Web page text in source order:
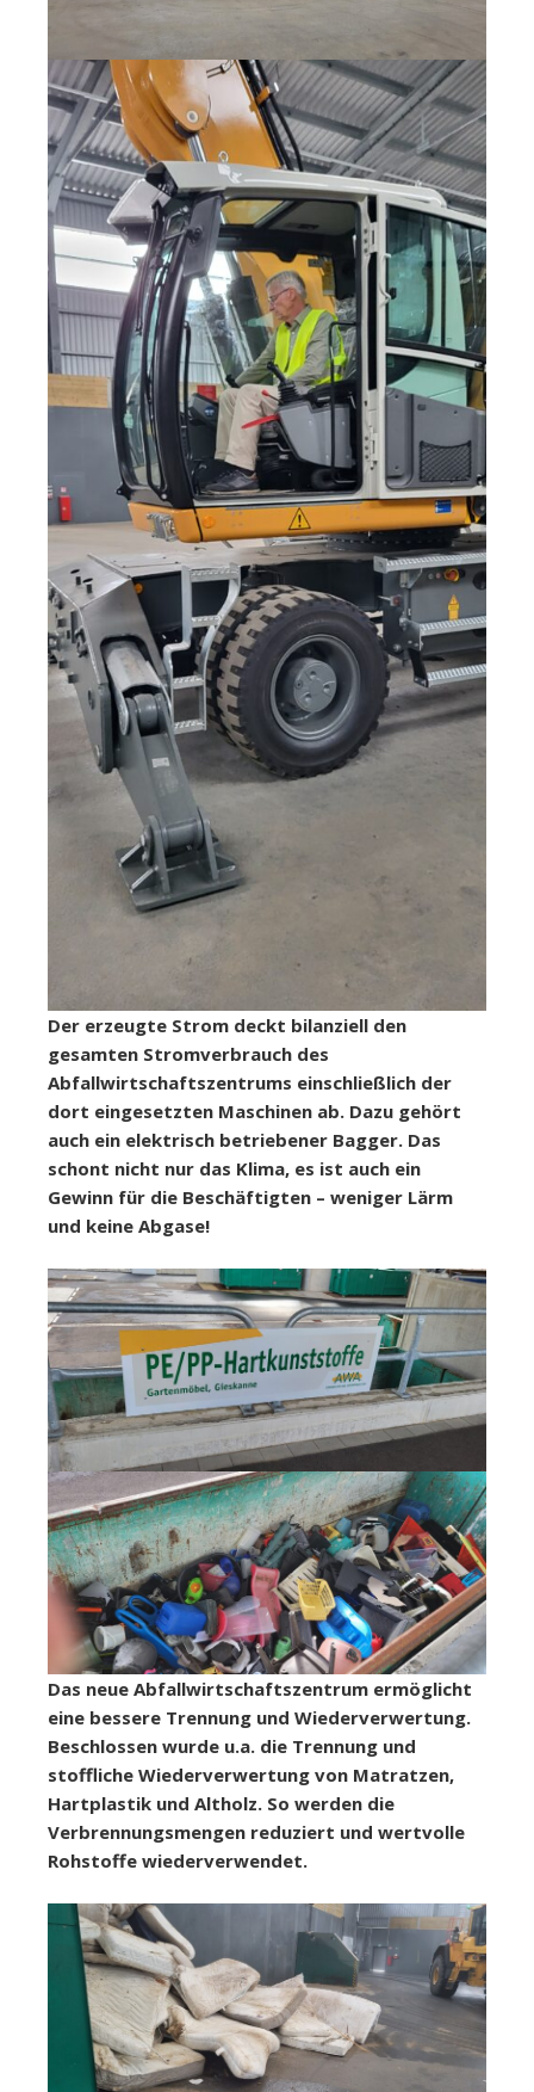
Der erzeugte Strom deckt bilanziell den
gesamten Stromverbrauch des
Abfallwirtschaftszentrums einschließlich der
dort eingesetzten Maschinen ab. Dazu gehört
auch ein elektrisch betriebener Bagger. Das
schont nicht nur das Klima, es ist auch ein
Gewinn für die Beschäftigten – weniger Lärm
und keine Abgase!
Das neue Abfallwirtschaftszentrum ermöglicht
eine bessere Trennung und Wiederverwertung.
Beschlossen wurde u.a. die Trennung und
stoffliche Wiederverwertung von Matratzen,
Hartplastik und Altholz. So werden die
Verbrennungsmengen reduziert und wertvolle
Rohstoffe wiederverwendet.